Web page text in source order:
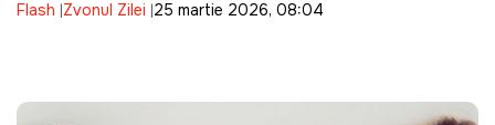
Flash Zvonul Zilei 25 martie 2026, 08:04